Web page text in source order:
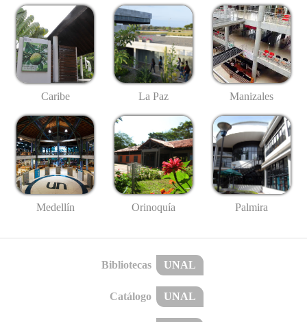
Caribe La Paz Manizales
Medellín Orinoquía Palmira
Bibliotecas UNAL
Catálogo UNAL